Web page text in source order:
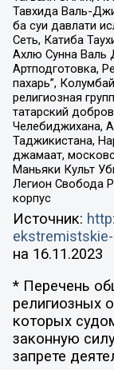
Тавхида Валь-
ба суи давлати
Сеть, Катиба
Ахлю Сунна Валь
Артподготовка,
пахарь”,
религиозная
татарский
Челебиджихана,
Таджикистана,
джамаат,
Маньяки Культ
Легион Свобода
корпус
Источник:
на 16.11.2023
* Перечень
религиозных
которых
законную
запрете